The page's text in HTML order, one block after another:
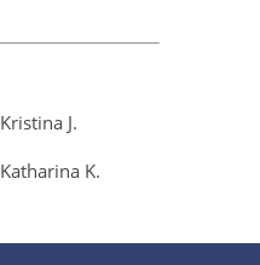
Kristina J.
Katharina K.